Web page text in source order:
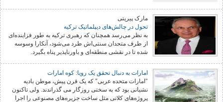
مارک پیرینی
تحول در چالش‌های دیپلماتیک ترکیه
به نظر می‌رسد همچنان که رهبری ترکیه به طور فزاینده‌ای
از طرف متحدان سنتی‌اش طرد می‌شود، آنکارا وسوسه
شده‌ تا در نقشی منطقه‌ای و باورناپذیر پناه بگیرد.
امارات به دنبال تحقق یک رویا: کوه امارات
"امارات متحده عربی" که یک قرن پیش، موطن بادیه
نشیانی بود که به سختی روزگار می گذراندند. ولی تاکنون
پروژه‌های کلانی مثل ساخت جزیره‌های مصنوعی را اجرا